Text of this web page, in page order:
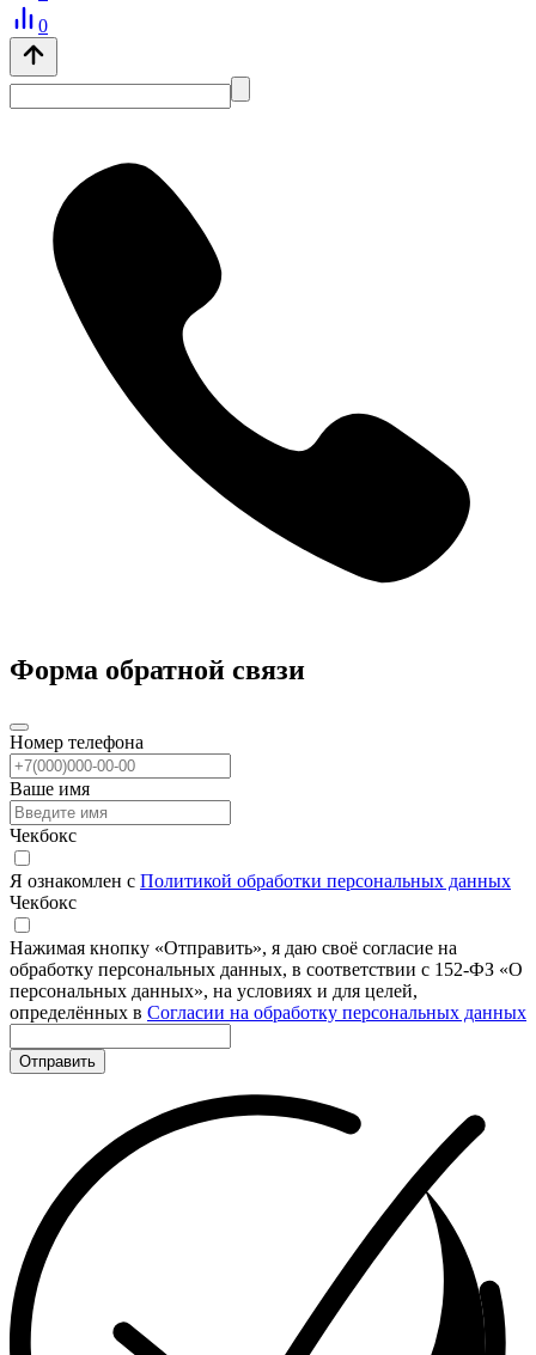
0
Форма обратной связи
Номер телефона
Ваше имя
Чекбокс
Я ознакомлен с Политикой обработки персональных данных
Чекбокс
Нажимая кнопку «Отправить», я даю своё согласие на
обработку персональных данных, в соответствии с 152-ФЗ «О
персональных данных», на условиях и для целей,
определённых в Согласии на обработку персональных данных
Отправить